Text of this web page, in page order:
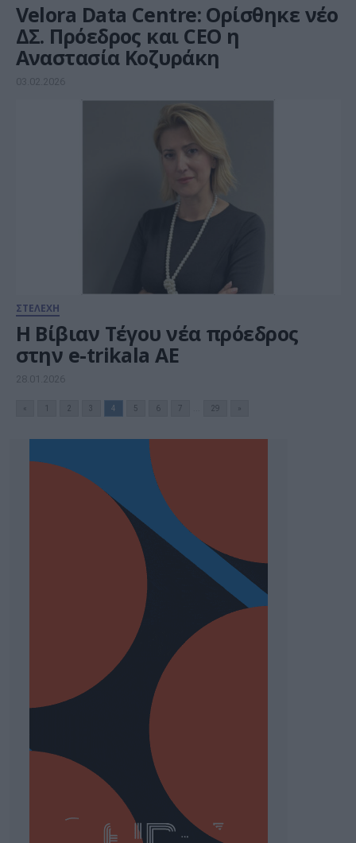
Velora Data Centre: Ορίσθηκε νέο
ΔΣ. Πρόεδρος και CEO η
Αναστασία Κοζυράκη
03.02.2026
ΣΤΕΛΕΧΗ
Η Βίβιαν Τέγου νέα πρόεδρος
στην e-trikala ΑΕ
28.01.2026
2 3 4 5 6 7 29